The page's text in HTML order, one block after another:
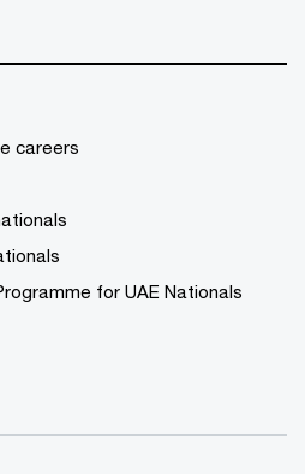
careers
for UAE Nationals